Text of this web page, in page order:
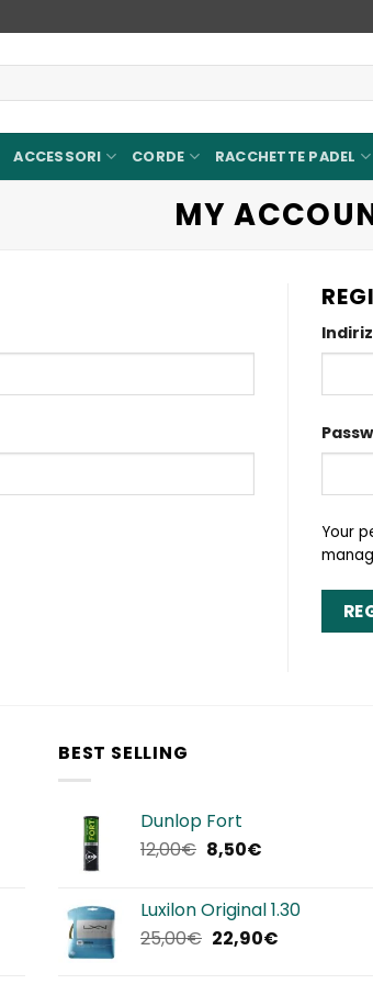
ACCESSORI CORDE RACCHETTE PADEL
MY
Your
BEST SELLING
Dunlop Fort
12,00€ Il
era:
12,00€.
8,50€Il
è:
8,50€.
Luxilon Original 1.30
25,00€ Il
22,90€Il